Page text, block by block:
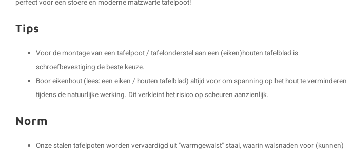
perfect voor een stoere en moderne matzwarte tafelpoot!
Tips
Voor de montage van een tafelpoot / tafelonderstel aan een (eiken)houten tafelblad is
schroefbevestiging de beste keuze.
Boor eikenhout (lees: een eiken / houten tafelblad) altijd voor om spanning op het hout te verminderen
tijdens de natuurlijke werking. Dit verkleint het risico op scheuren aanzienlijk.
Norm
Onze stalen tafelpoten worden vervaardigd uit "warmgewalst" staal, waarin walsnaden voor (kunnen)